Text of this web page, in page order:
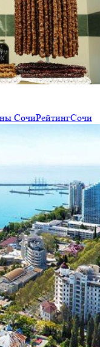
СочиРейтингСочи